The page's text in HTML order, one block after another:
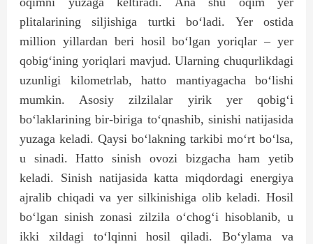
plitalarining siljishiga turtki bo‘ladi. Yer ostida
million yillardan beri hosil bo‘lgan yoriqlar – yer
qobig‘ining yoriqlari mavjud. Ularning chuqurlikdagi
uzunligi kilometrlab, hatto mantiyagacha bo‘lishi
mumkin. Asosiy zilzilalar yirik yer qobig‘i
bo‘laklarining bir-biriga to‘qnashib, sinishi natijasida
yuzaga keladi. Qaysi bo‘lakning tarkibi mo‘rt bo‘lsa,
u sinadi. Hatto sinish ovozi bizgacha ham yetib
keladi. Sinish natijasida katta miqdordagi energiya
ajralib chiqadi va yer silkinishiga olib keladi. Hosil
bo‘lgan sinish zonasi zilzila o‘chog‘i hisoblanib, u
ikki xildagi to‘lqinni hosil qiladi. Bo‘ylama va